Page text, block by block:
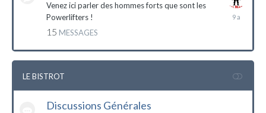
Venez ici parler des hommes forts que sont les
Powerlifters !
15 MESSAGES
LE BISTROT
Discussions Générales